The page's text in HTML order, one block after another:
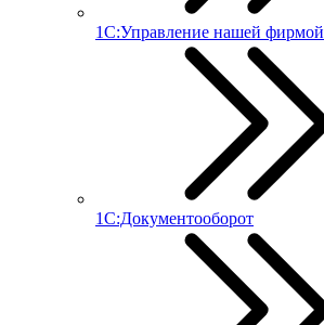
1С:Управление нашей фирмой
1С:Документооборот